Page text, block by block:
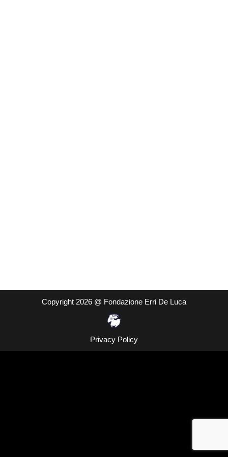
Copyright 2026 @ Fondazione Erri De Luca
Privacy Policy